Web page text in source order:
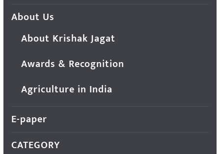
About Us
About Krishak Jagat
Awards & Recognition
Agriculture in India
E-paper
CATEGORY